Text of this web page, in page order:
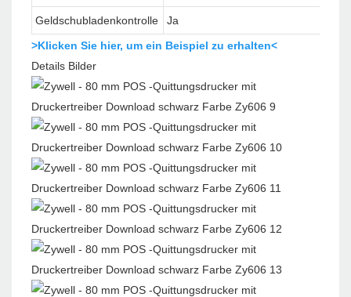
Geldschubladenkontrolle
Ja
>Klicken Sie hier, um ein Beispiel zu erhalten<
Details Bilder